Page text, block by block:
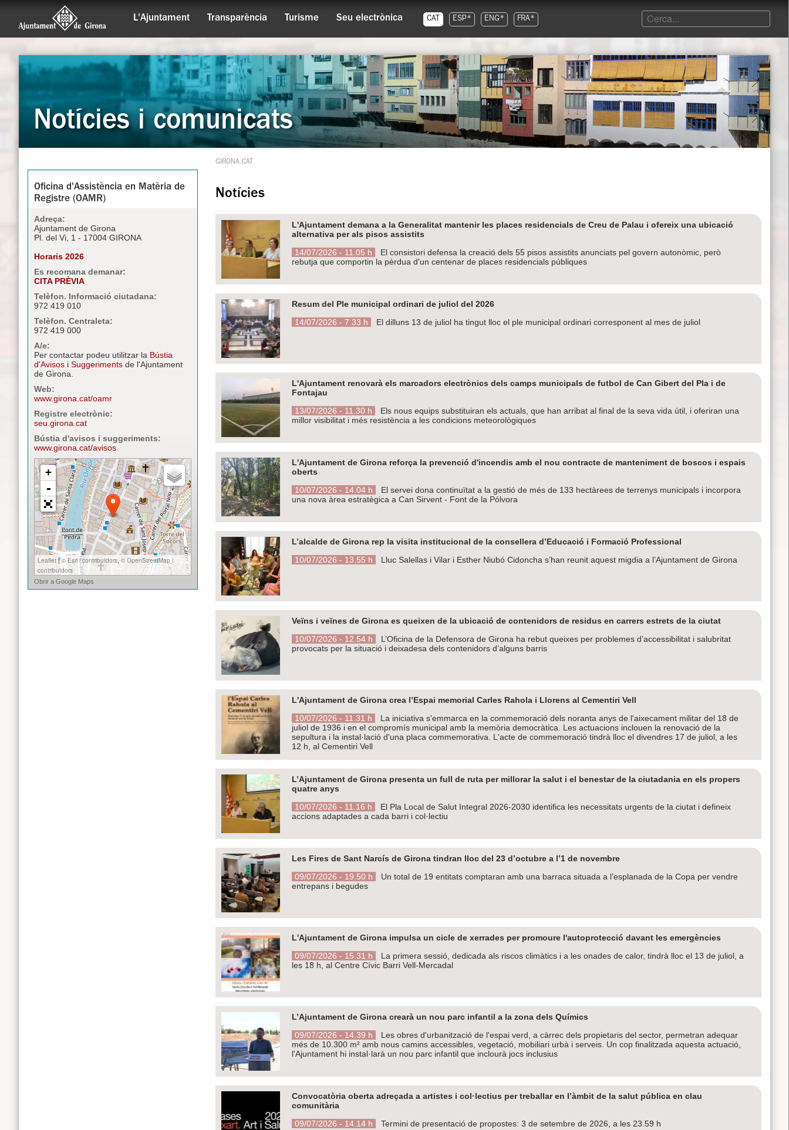
L'Ajuntament Transparència Turisme Seu electrònica CAT ESP* ENG* FRA*
Notícies i comunicats
Oficina d'Assistència en Matèria de
Registre (OAMR)
Adreça:
Ajuntament de Girona
Pl. del Vi, 1 - 17004 GIRONA
Horaris 2026
Es recomana demanar:
CITA PRÈVIA
Telèfon. Informació ciutadana:
972 419 010
Telèfon. Centraleta:
972 419 000
A/e:
Per contactar podeu utilitzar la Bústia
d'Avisos i Suggeriments de l'Ajuntament
de Girona.
Web:
www.girona.cat/oamr
Registre electrònic:
seu.girona.cat
Bústia d'avisos i suggeriments:
www.girona.cat/avisos
GIRONA.CAT
Notícies
L'Ajuntament demana a la Generalitat mantenir les places residencials de Creu de Palau i ofereix una ubicació
alternativa per als pisos assistits
14/07/2026 - 11.05 h
El consistori defensa la creació dels 55 pisos assistits anunciats pel govern autonòmic, però
rebutja que comportin la pèrdua d'un centenar de places residencials públiques
Resum del Ple municipal ordinari de juliol del 2026
14/07/2026 - 7.33 h
El dilluns 13 de juliol ha tingut lloc el ple municipal ordinari corresponent al mes de juliol
L'Ajuntament renovarà els marcadors electrònics dels camps municipals de futbol de Can Gibert del Pla i de
Fontajau
13/07/2026 - 11.30 h
Els nous equips substituiran els actuals, que han arribat al final de la seva vida útil, i oferiran una
millor visibilitat i més resistència a les condicions meteorològiques
L'Ajuntament de Girona reforça la prevenció d'incendis amb el nou contracte de manteniment de boscos i espais
oberts
10/07/2026 - 14.04 h
El servei dona continuïtat a la gestió de més de 133 hectàrees de terrenys municipals i incorpora
una nova àrea estratègica a Can Sirvent - Font de la Pólvora
L’alcalde de Girona rep la visita institucional de la consellera d’Educació i Formació Professional
10/07/2026 - 13.55 h
Lluc Salellas i Vilar i Esther Niubó Cidoncha s’han reunit aquest migdia a l’Ajuntament de Girona
Veïns i veïnes de Girona es queixen de la ubicació de contenidors de residus en carrers estrets de la ciutat
10/07/2026 - 12.54 h
L’Oficina de la Defensora de Girona ha rebut queixes per problemes d’accessibilitat i salubritat
provocats per la situació i deixadesa dels contenidors d’alguns barris
L'Ajuntament de Girona crea l’Espai memorial Carles Rahola i Llorens al Cementiri Vell
10/07/2026 - 11.31 h
La iniciativa s'emmarca en la commemoració dels noranta anys de l'aixecament militar del 18 de
juliol de 1936 i en el compromís municipal amb la memòria democràtica. Les actuacions inclouen la renovació de la
sepultura i la instal·lació d'una placa commemorativa. L'acte de commemoració tindrà lloc el divendres 17 de juliol, a les
12 h, al Cementiri Vell
L’Ajuntament de Girona presenta un full de ruta per millorar la salut i el benestar de la ciutadania en els propers
quatre anys
10/07/2026 - 11.16 h
El Pla Local de Salut Integral 2026-2030 identifica les necessitats urgents de la ciutat i defineix
accions adaptades a cada barri i col·lectiu
Les Fires de Sant Narcís de Girona tindran lloc del 23 d’octubre a l’1 de novembre
09/07/2026 - 19.50 h
Un total de 19 entitats comptaran amb una barraca situada a l’esplanada de la Copa per vendre
entrepans i begudes
L'Ajuntament de Girona impulsa un cicle de xerrades per promoure l'autoprotecció davant les emergències
09/07/2026 - 15.31 h
La primera sessió, dedicada als riscos climàtics i a les onades de calor, tindrà lloc el 13 de juliol, a
les 18 h, al Centre Cívic Barri Vell-Mercadal
L’Ajuntament de Girona crearà un nou parc infantil a la zona dels Químics
09/07/2026 - 14.39 h
Les obres d'urbanització de l'espai verd, a càrrec dels propietaris del sector, permetran adequar
més de 10.300 m² amb nous camins accessibles, vegetació, mobiliari urbà i serveis. Un cop finalitzada aquesta actuació,
l'Ajuntament hi instal·larà un nou parc infantil que inclourà jocs inclusius
Convocatòria oberta adreçada a artistes i col·lectius per treballar en l’àmbit de la salut pública en clau
comunitària
09/07/2026 - 14.14 h
Termini de presentació de propostes: 3 de setembre de 2026, a les 23.59 h